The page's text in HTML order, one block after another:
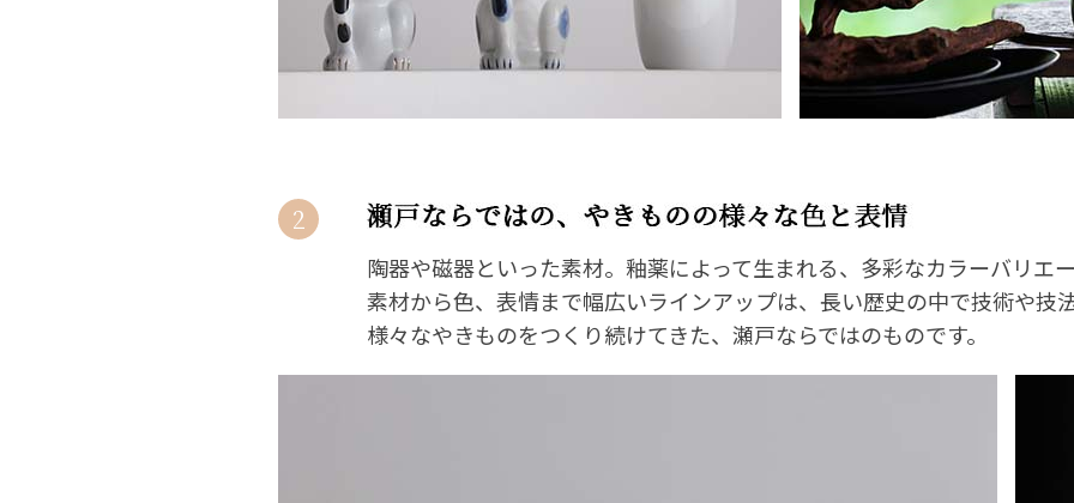
2
陶器や磁器といった素材。釉薬によって生まれる、多彩なカラーバリエー
素材から色、表情まで幅広いラインアップは、長い歴史の中で技術や技
様々なやきものをつくり続けてきた、瀬戸ならではのものです。